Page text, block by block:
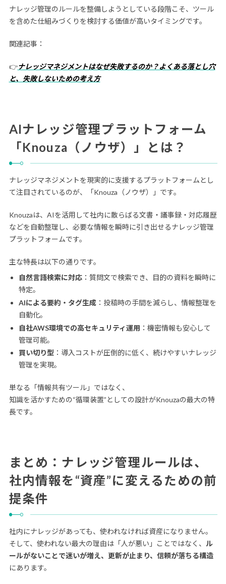
ナレッジ管理のルールを整備しようとしている段階こそ、ツール
を含めた仕組みづくりを検討する価値が高いタイミングです。
関連記事：
👉ナレッジマネジメントはなぜ失敗するのか？よくある落とし穴
と、失敗しないための考え方
AIナレッジ管理プラットフォーム
「Knouza（ノウザ）」とは？
ナレッジマネジメントを現実的に支援するプラットフォームとし
て注目されているのが、「Knouza（ノウザ）」です。
Knouzaは、AIを活用して社内に散らばる文書・議事録・対応履歴
などを自動整理し、必要な情報を瞬時に引き出せるナレッジ管理
プラットフォームです。
主な特長は以下の通りです。
自然言語検索に対応：質問文で検索でき、目的の資料を瞬時に
特定。
AIによる要約・タグ生成：投稿時の手間を減らし、情報整理を
自動化。
自社AWS環境での高セキュリティ運用 ：機密情報も安心して
管理可能。
買い切り型：導入コストが圧倒的に低く、続けやすいナレッジ
管理を実現。
単なる「情報共有ツール」ではなく、
知識を活かすための“循環装置”としての設計がKnouzaの最大の特
長です。
まとめ：ナレッジ管理ルールは、
社内情報を“資産”に変えるための前
提条件
社内にナレッジがあっても、使われなければ資産になりません。
そして、使われない最大の理由は「人が悪い」ことではなく、 ル
ールがないことで迷いが増え、更新が止まり、信頼が落ちる構造
にあります。